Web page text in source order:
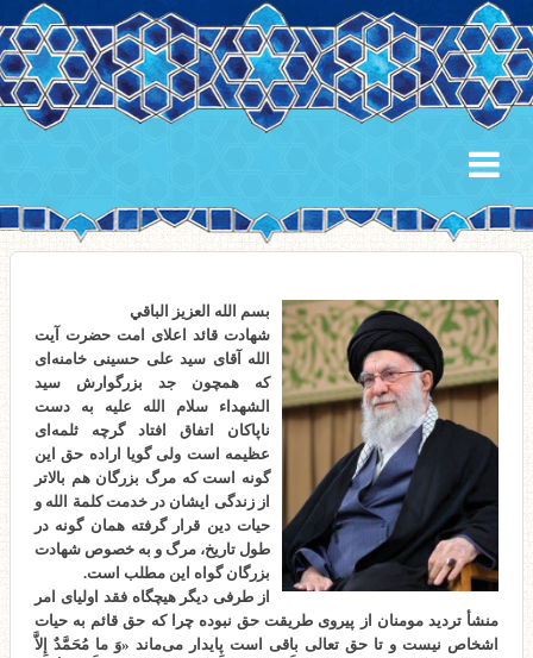
بسم الله العزیز الباقي
شهادت قائد اعلای امت حضرت آیت
الله آقای سید علی حسینی خامنه‌ای
که همچون جد بزرگوارش سید
الشهداء سلام الله علیه به دست
ناپاکان اتفاق افتاد گرچه ثلمه‌ای
عظیمه است ولی گویا اراده حق این
گونه است که مرگ بزرگان هم بالاتر
از زندگی ایشان در خدمت کلمة الله و
حیات دین قرار گرفته همان گونه در
طول تاریخ، مرگ و به خصوص شهادت
بزرگان گواه این مطلب است.
از طرفی دیگر هیچگاه فقد اولیای امر
منشأ تردید مومنان از پیروی طریقت حق نبوده چرا که حق قائم به حیات
اشخاص نیست و تا حق تعالی باقی است پایدار می‌ماند «وَ ما مُحَمَّدٌ إِلاَّ